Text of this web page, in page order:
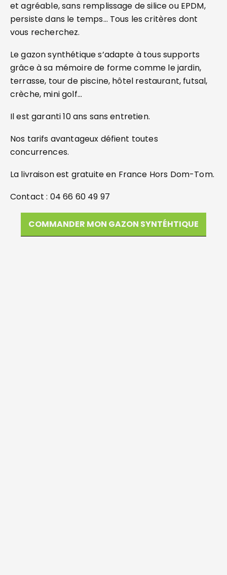
et agréable, sans remplissage de silice ou EPDM,
persiste dans le temps… Tous les critères dont
vous recherchez.
Le gazon synthétique s’adapte à tous supports
grâce à sa mémoire de forme comme le jardin,
terrasse, tour de piscine, hôtel restaurant, futsal,
crèche, mini golf…
Il est garanti 10 ans sans entretien.
Nos tarifs avantageux défient toutes
concurrences.
La livraison est gratuite en France Hors Dom-Tom.
Contact : 04 66 60 49 97
COMMANDER MON GAZON SYNTÉHTIQUE